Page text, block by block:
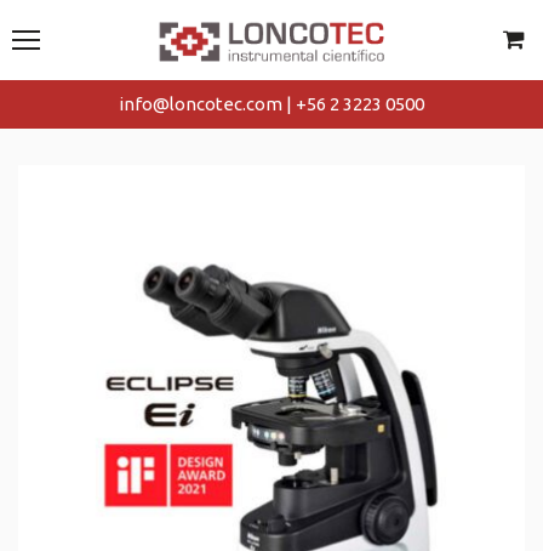
info@loncotec.com | +56 2 3223 0500